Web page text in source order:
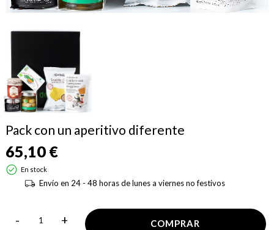
Pack con un aperitivo diferente
65,10 €
En stock
Envío en 24 - 48 horas de lunes a viernes no festivos
- + COMPRAR